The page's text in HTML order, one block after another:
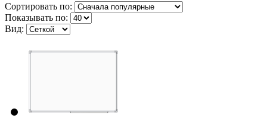
Сортировать по:
Показывать по:
Вид: